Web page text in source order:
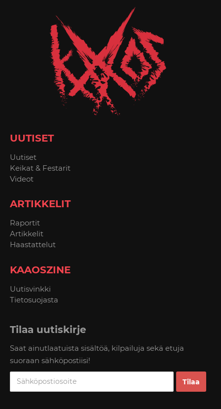
UUTISET
Uutiset
Keikat & Festarit
Videot
ARTIKKELIT
Raportit
Artikkelit
Haastattelut
KAAOSZINE
Uutisvinkki
Tietosuojasta
Tilaa uutiskirje
Saat ainutlaatuista sisältöä, kilpailuja sekä etuja
suoraan sähköpostiisi!